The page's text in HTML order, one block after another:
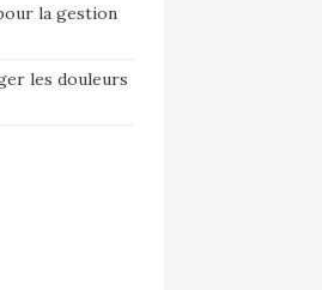
la gestion
les douleurs